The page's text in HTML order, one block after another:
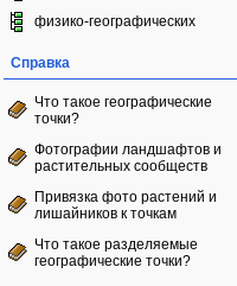
физико-географических
Справка
Что такое географические
точки?
Фотографии ландшафтов и
растительных сообществ
Привязка фото растений и
лишайников к точкам
Что такое разделяемые
географические точки?